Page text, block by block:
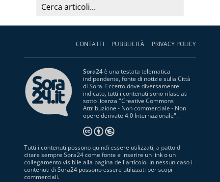
CONTATTI PUBBLICITÀ PRIVACY POLICY
Sora24è una testata telematica
indipendente, fonte di notizie sulla Città
di Sora. Eccetto dove diversamente
indicato, tutti i contenuti sono rilasciati
sotto licenza "Creative Commons
Attribuzione - Non commerciale - Non
opere derivate 4.0 Internazionale".
Tutti i contenuti possono quindi essere utilizzati, a patto di
citare sempre Sora24 come fonte e inserire un link o un
collegamento visibile alla pagina dell'articolo. In nessun caso i
contenuti di Sora24 possono essere utilizzati per scopi
commerciali.